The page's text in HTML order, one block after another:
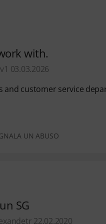
with.
03.03.2026
and customer service
UN ABUSO
SG
22.02.2020